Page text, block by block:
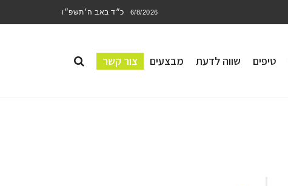
6/8/2026 כ״ד באב ה׳תשפ״ו
טיפים שווה לדעת מבצעים צור קשר